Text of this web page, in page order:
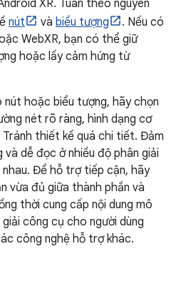
XR. Tuân theo nguyên
nút và biểu tượng
. Nếu có
WebXR, bạn có thể giữ
hoặc lấy cảm hứng từ
hoặc biểu tượng, hãy chọn
nét rõ ràng, hình dạng cơ
Tránh thiết kế quá chi tiết. Đảm
dễ đọc ở nhiều độ phân giải
Để hỗ trợ tiếp cận, hãy
vừa đủ giữa thành phần và
thời cung cấp nội dung mô
công cụ cho người dùng
công nghệ hỗ trợ khác.